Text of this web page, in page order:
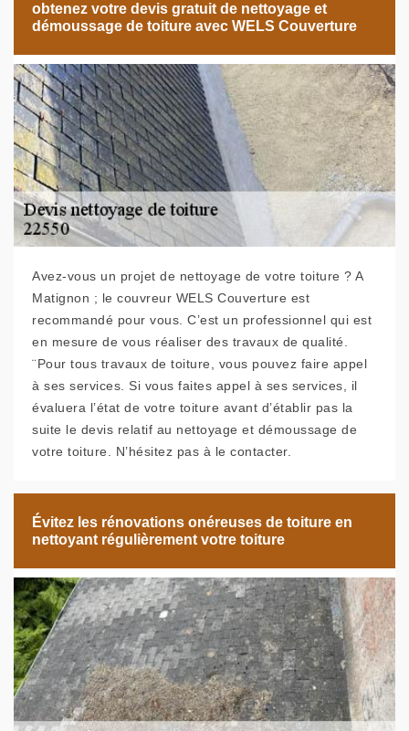
obtenez votre devis gratuit de nettoyage et
démoussage de toiture avec WELS Couverture
Avez-vous un projet de nettoyage de votre toiture ? A
Matignon ; le couvreur WELS Couverture est
recommandé pour vous. C’est un professionnel qui est
en mesure de vous réaliser des travaux de qualité.
¨Pour tous travaux de toiture, vous pouvez faire appel
à ses services. Si vous faites appel à ses services, il
évaluera l’état de votre toiture avant d’établir pas la
suite le devis relatif au nettoyage et démoussage de
votre toiture. N’hésitez pas à le contacter.
Évitez les rénovations onéreuses de toiture en
nettoyant régulièrement votre toiture